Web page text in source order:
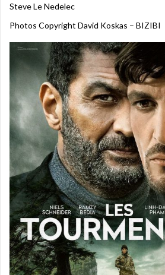
Steve Le Nedelec
Photos Copyright David Koskas – BIZIBI